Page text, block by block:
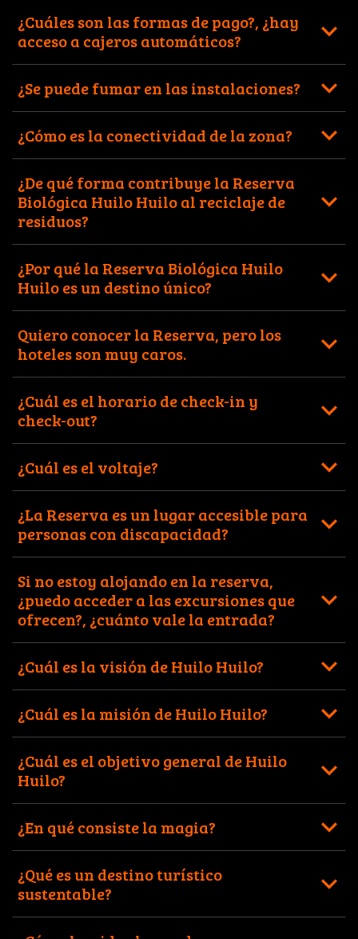
¿Cuáles son las formas de pago?, ¿hay
acceso a cajeros automáticos?
¿Se puede fumar en las instalaciones?
¿Cómo es la conectividad de la zona?
¿De qué forma contribuye la Reserva
Biológica Huilo Huilo al reciclaje de
residuos?
¿Por qué la Reserva Biológica Huilo
Huilo es un destino único?
Quiero conocer la Reserva, pero los
hoteles son muy caros.
¿Cuál es el horario de check-in y
check-out?
¿Cuál es el voltaje?
¿La Reserva es un lugar accesible para
personas con discapacidad?
Si no estoy alojando en la reserva,
¿puedo acceder a las excursiones que
ofrecen?, ¿cuánto vale la entrada?
¿Cuál es la visión de Huilo Huilo?
¿Cuál es la misión de Huilo Huilo?
¿Cuál es el objetivo general de Huilo
Huilo?
¿En qué consiste la magia?
¿Qué es un destino turístico
sustentable?